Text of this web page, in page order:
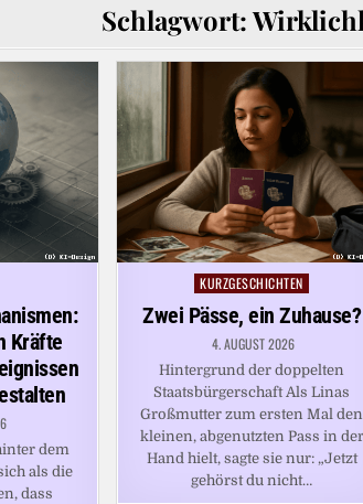
Schlagwort:
Kräfte
dem
als die
dass
Posted
in
KURZGESCHICHTEN
Zwei Pässe, ein Zuhause?
4. AUGUST 2026
Hintergrund der doppelten
Staatsbürgerschaft Als Linas
Großmutter zum ersten Mal den
kleinen, abgenutzten Pass in der
Hand hielt, sagte sie nur: „Jetzt
gehörst du nicht…